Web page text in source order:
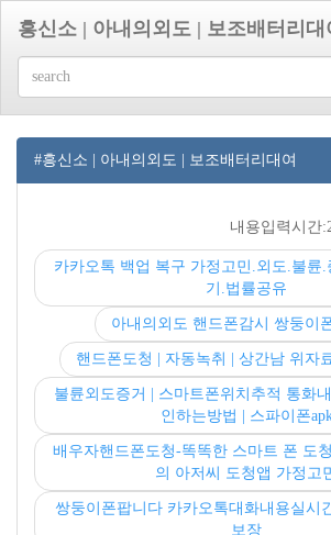
흥신소 | 아내의외도 | 보조배터리대
#흥신소 | 아내의외도 | 보조배터리대여
내용입력시간
카카오톡 백업 복구 가정고민.외도.불륜
기.법률공유
아내의외도 핸드폰감시 쌍둥이
핸드폰도청 | 자동녹취 | 상간남 위자
불륜외도증거 | 스마트폰위치추적 통화
인하는방법 | 스파이폰
배우자핸드폰도청-똑똑한 스마트 폰 도
의 아저씨 도청앱 가정고
쌍둥이폰팝니다 카카오톡대화내용실시
보장